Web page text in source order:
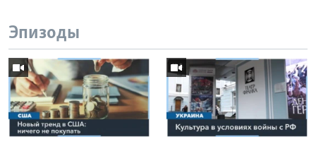
Эпизоды